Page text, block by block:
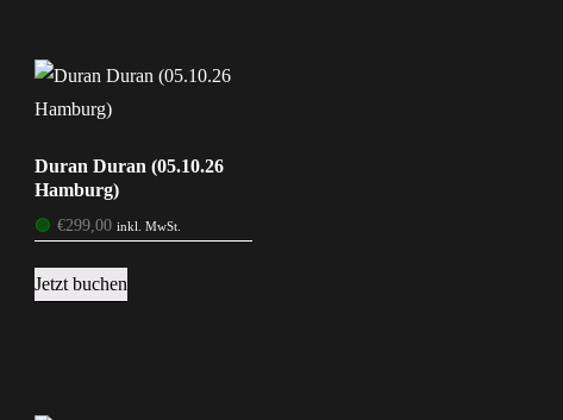
Duran Duran (05.10.26
Hamburg)
🟢 €299,00 inkl. MwSt.
Jetzt buchen